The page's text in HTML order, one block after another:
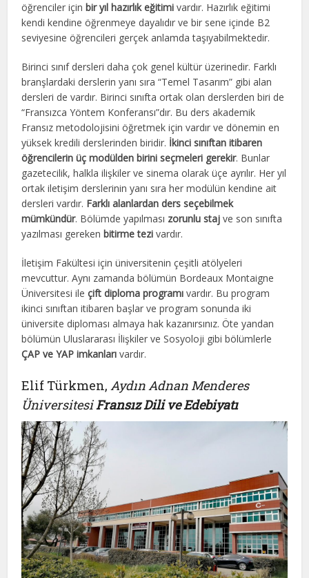
öğrenciler içinbir yıl hazırlık eğitimi vardır. Hazırlık eğitimi
kendi kendine öğrenmeye dayalıdır ve bir sene içinde B2
seviyesine öğrencileri gerçek anlamda taşıyabilmektedir.
Birinci sınıf dersleri daha çok genel kültür üzerinedir. Farklı
branşlardaki derslerin yanı sıra “Temel Tasarım” gibi alan
dersleri de vardır. Birinci sınıfta ortak olan derslerden biri de
“Fransızca Yöntem Konferansı”dır. Bu ders akademik
Fransız metodolojisini öğretmek için vardır ve dönemin en
yüksek kredili derslerinden biridir. İkinci sınıftan itibaren
öğrencilerin üç modülden birini seçmeleri gerekir. Bunlar
gazetecilik, halkla ilişkiler ve sinema olarak üçe ayrılır. Her yıl
ortak iletişim derslerinin yanı sıra her modülün kendine ait
dersleri vardır. Farklı alanlardan ders seçebilmek
mümkündür. Bölümde yapılması zorunlu staj ve son sınıfta
yazılması gereken bitirme tezi vardır.
İletişim Fakültesi için üniversitenin çeşitli atölyeleri
mevcuttur. Aynı zamanda bölümün Bordeaux Montaigne
Üniversitesi ileçift diploma programı vardır. Bu program
ikinci sınıftan itibaren başlar ve program sonunda iki
üniversite diploması almaya hak kazanırsınız. Öte yandan
bölümün Uluslararası İlişkiler ve Sosyoloji gibi bölümlerle
ÇAP ve YAP imkanları vardır.
Elif Türkmen,Aydın Adnan Menderes
ÜniversitesiFransız Dili ve Edebiyatı